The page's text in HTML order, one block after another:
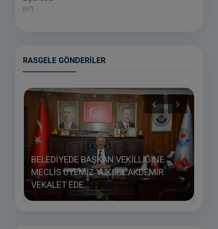
(67)
RASGELE GÖNDERILER
BELEDİYEDE BAŞKAN VEKİLLİĞİNE
MECLİS ÜYEMİZ YÜKSEL AKDEMİR
VEKALET EDE...